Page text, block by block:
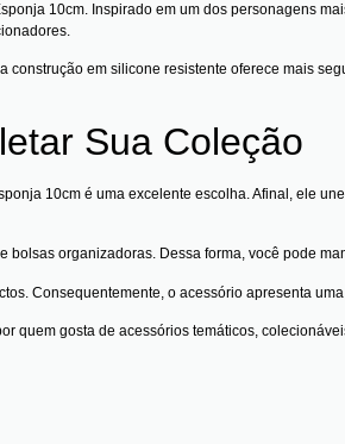
10cm. Inspirado em um dos personagens
em silicone resistente oferece mais
Sua Coleção
10cm é uma excelente escolha. Afinal, ele
organizadoras. Dessa forma, você pode
Consequentemente, o acessório apresenta
quem gosta de acessórios temáticos,